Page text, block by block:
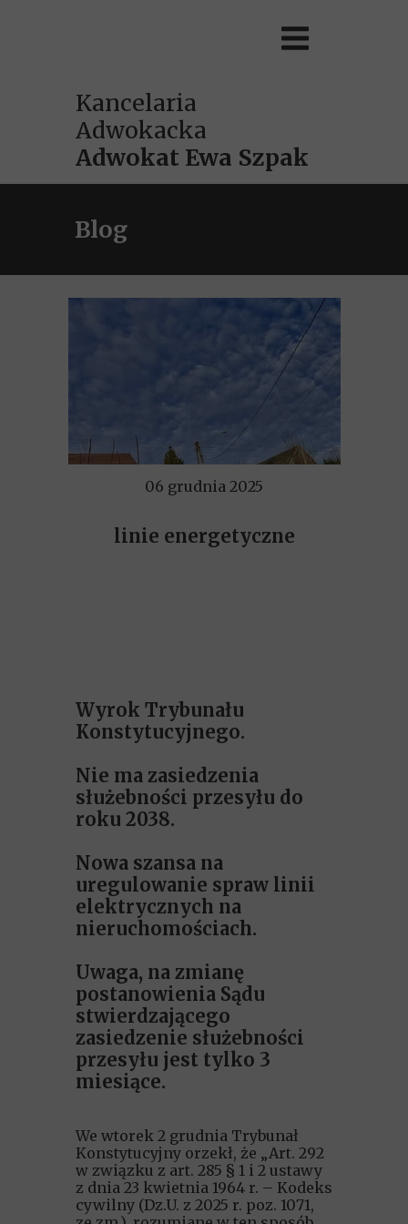
Kancelaria
Adwokacka
Adwokat Ewa Szpak
Blog
06 grudnia 2025
Wyrok Trybunału
Konstytucyjnego.
Nie ma zasiedzenia
służebności przesyłu do
roku 2038.
Nowa szansa na
uregulowanie spraw linii
elektrycznych na
nieruchomościach.
Uwaga, na zmianę
postanowienia Sądu
stwierdzającego
zasiedzenie służebności
przesyłu jest tylko 3
miesiące.
We wtorek 2 grudnia Trybunał
Konstytucyjny orzekł, że „Art. 292
w związku z art. 285 § 1 i 2 ustawy
z dnia 23 kwietnia 1964 r. – Kodeks
cywilny (Dz.U. z 2025 r. poz. 1071,
linie energetyczne